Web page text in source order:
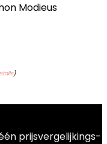
Modieus
)
prijsvergelijkings-